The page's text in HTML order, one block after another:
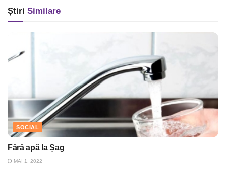
Știri Similare
SOCIAL
Fără apă la Șag
MAI 1, 2022